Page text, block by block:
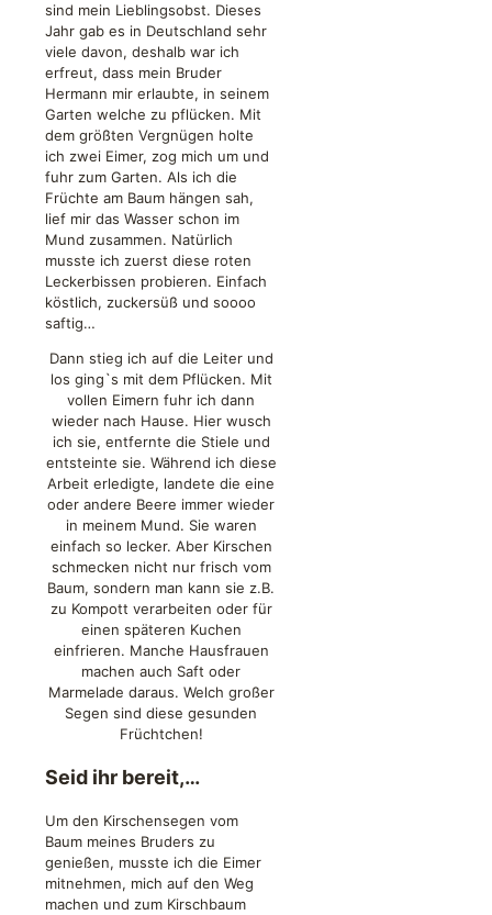
sind mein Lieblingsobst. Dieses
Jahr gab es in Deutschland sehr
viele davon, deshalb war ich
erfreut, dass mein Bruder
Hermann mir erlaubte, in seinem
Garten welche zu pflücken. Mit
dem größten Vergnügen holte
ich zwei Eimer, zog mich um und
fuhr zum Garten. Als ich die
Früchte am Baum hängen sah,
lief mir das Wasser schon im
Mund zusammen. Natürlich
musste ich zuerst diese roten
Leckerbissen probieren. Einfach
köstlich, zuckersüß und soooo
saftig…
Dann stieg ich auf die Leiter und
los ging`s mit dem Pflücken. Mit
vollen Eimern fuhr ich dann
wieder nach Hause. Hier wusch
ich sie, entfernte die Stiele und
entsteinte sie. Während ich diese
Arbeit erledigte, landete die eine
oder andere Beere immer wieder
in meinem Mund. Sie waren
einfach so lecker. Aber Kirschen
schmecken nicht nur frisch vom
Baum, sondern man kann sie z.B.
zu Kompott verarbeiten oder für
einen späteren Kuchen
einfrieren. Manche Hausfrauen
machen auch Saft oder
Marmelade daraus. Welch großer
Segen sind diese gesunden
Früchtchen!
Seid ihr bereit,…
Um den Kirschensegen vom
Baum meines Bruders zu
genießen, musste ich die Eimer
mitnehmen, mich auf den Weg
machen und zum Kirschbaum